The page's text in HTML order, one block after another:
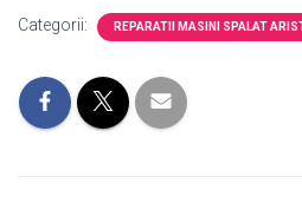
Categorii: REPARATII MASINI SPALAT